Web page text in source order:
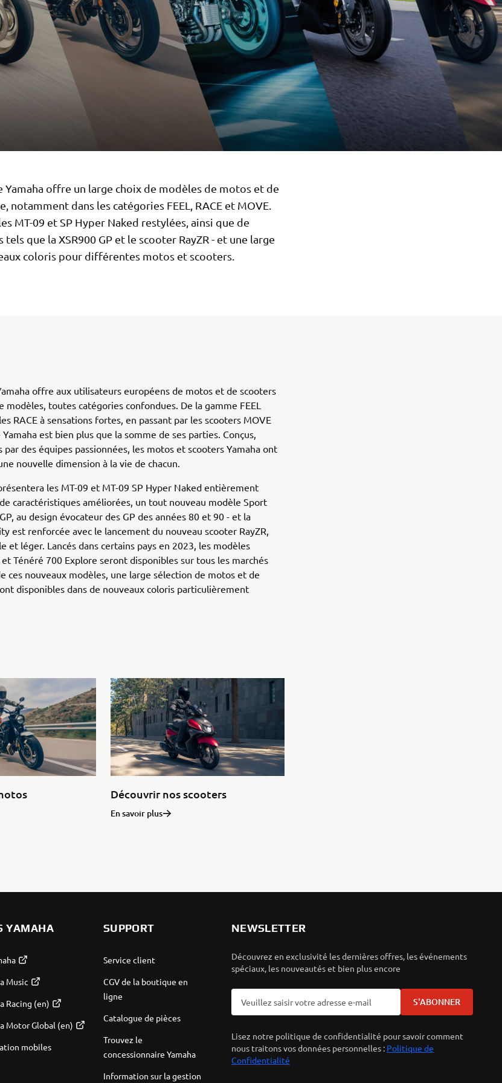
Yamaha offre un large choix de modèles de motos et de
notamment dans les catégories FEEL, RACE et MOVE.
MT-09 et SP Hyper Naked restylées, ainsi que de
que la XSR900 GP et le scooter RayZR - et une large
coloris pour différentes motos et scooters.
offre aux utilisateurs européens de motos et de scooters
modèles, toutes catégories confondues. De la gamme FEEL
RACE à sensations fortes, en passant par les scooters MOVE
est bien plus que la somme de ses parties. Conçus,
des équipes passionnées, les motos et scooters Yamaha ont
nouvelle dimension à la vie de chacun.
les MT-09 et MT-09 SP Hyper Naked entièrement
caractéristiques améliorées, un tout nouveau modèle Sport
au design évocateur des GP des années 80 et 90 - et la
est renforcée avec le lancement du nouveau scooter RayZR,
et léger. Lancés dans certains pays en 2023, les modèles
Ténéré 700 Explore seront disponibles sur tous les marchés
ces nouveaux modèles, une large sélection de motos et de
disponibles dans de nouveaux coloris particulièrement
Découvrir nos scooters
En savoir plus
YAMAHA
Music
Racing (en)
Motor Global (en)
mobiles
SUPPORT
Service client
CGV de la boutique en
ligne
Catalogue de pièces
Trouvez le
concessionnaire Yamaha
Information sur la gestion
NEWSLETTER
Découvrez en exclusivité les dernières offres, les événements
spéciaux, les nouveautés et bien plus encore
S'ABONNER
Lisez notre politique de confidentialité pour savoir comment
nous traitons vos données personnelles : Politique de
Confidentialité